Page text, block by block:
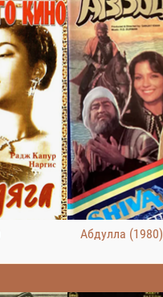
Абдулла (1980)